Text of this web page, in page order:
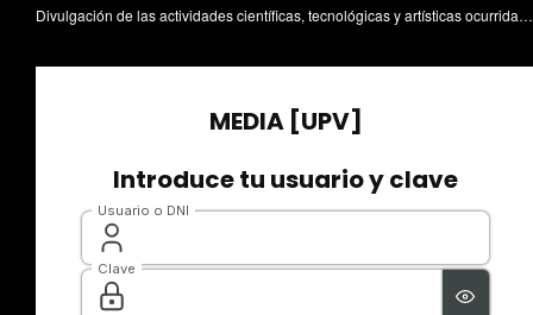
Divulgación de las actividades científicas, tecnológicas y artísticas ocurridas en los tres campus de la UPV